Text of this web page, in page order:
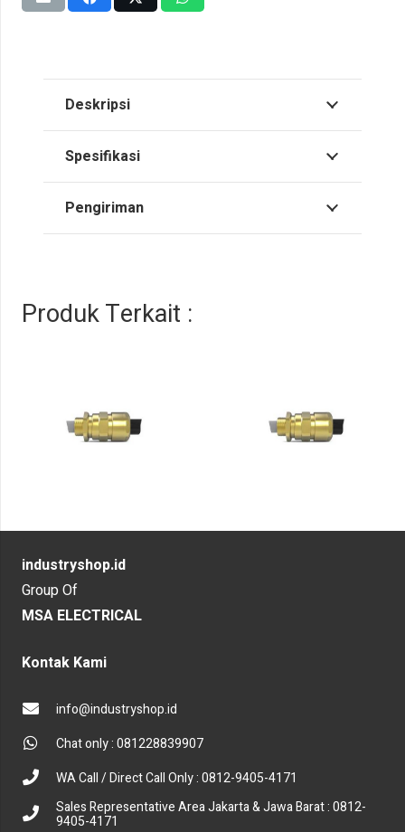
Deskripsi
Spesifikasi
Pengiriman
Produk Terkait :
industryshop.id
Group Of
MSA ELECTRICAL
Kontak Kami
info@industryshop.id
Chat only : 081228839907
WA Call / Direct Call Only : 0812-9405-4171
Sales Representative Area Jakarta & Jawa Barat : 0812-
9405-4171